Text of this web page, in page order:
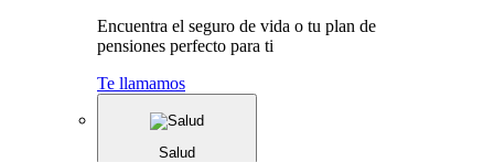
Encuentra el seguro de vida o tu plan de
pensiones perfecto para ti
Te llamamos
Salud